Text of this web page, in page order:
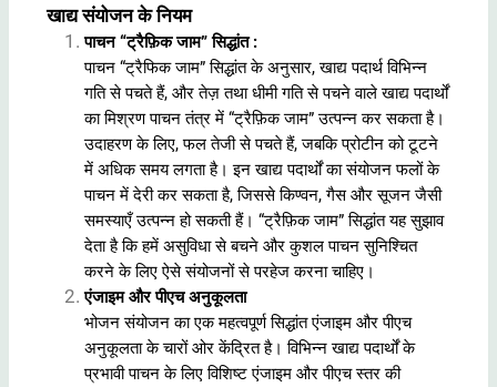
खाद्य संयोजन के नियम
पाचन “ट्रैफ़िक जाम” सिद्धांत:
पाचन “ट्रैफिक जाम” सिद्धांत के अनुसार, खाद्य पदार्थ विभिन्न
गति से पचते हैं, और तेज़ तथा धीमी गति से पचने वाले खाद्य पदार्थों
का मिश्रण पाचन तंत्र में “ट्रैफ़िक जाम” उत्पन्न कर सकता है।
उदाहरण के लिए, फल तेजी से पचते हैं, जबकि प्रोटीन को टूटने
में अधिक समय लगता है। इन खाद्य पदार्थों का संयोजन फलों के
पाचन में देरी कर सकता है, जिससे किण्वन, गैस और सूजन जैसी
समस्याएँ उत्पन्न हो सकती हैं। “ट्रैफ़िक जाम” सिद्धांत यह सुझाव
देता है कि हमें असुविधा से बचने और कुशल पाचन सुनिश्चित
करने के लिए ऐसे संयोजनों से परहेज करना चाहिए।
एंजाइम और पीएच अनुकूलता
भोजन संयोजन का एक महत्वपूर्ण सिद्धांत एंजाइम और पीएच
अनुकूलता के चारों ओर केंद्रित है। विभिन्न खाद्य पदार्थों के
प्रभावी पाचन के लिए विशिष्ट एंजाइम और पीएच स्तर की